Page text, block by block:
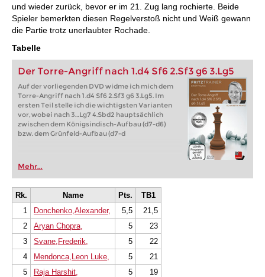
und wieder zurück, bevor er im 21. Zug lang rochierte. Beide
Spieler bemerkten diesen Regelverstoß nicht und Weiß gewann
die Partie trotz unerlaubter Rochade.
Tabelle
Der Torre-Angriff nach 1.d4 Sf6 2.Sf3 g6 3.Lg5
Auf der vorliegenden DVD widme ich mich dem
Torre-Angriff nach 1.d4 Sf6 2.Sf3 g6 3.Lg5. Im
ersten Teil stelle ich die wichtigsten Varianten
vor, wobei nach 3…Lg7 4.Sbd2 hauptsächlich
zwischen dem Königsindisch-Aufbau (d7-d6)
bzw. dem Grünfeld-Aufbau (d7-d
Mehr...
Rk. Name Pts.
TB1
1
Donchenko,Alexander, 5,5
21,5
2
Aryan Chopra, 5
23
3
Svane,Frederik, 5
22
4
Mendonca,Leon Luke, 5
21
5
Raja Harshit, 5
19